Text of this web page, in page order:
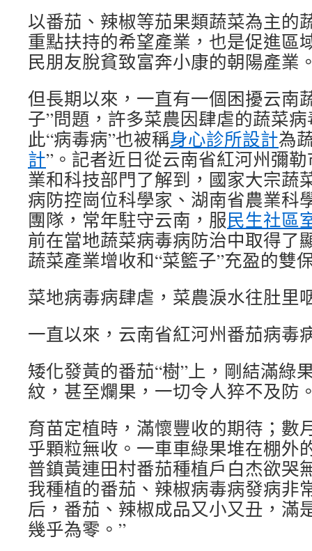
以番茄、辣椒等茄果類蔬菜為主的
重點扶持的希望產業，也是促進區
民朋友脫貧致富奔小康的朝陽產業
但長期以來，一直有一個困擾云南
子”問題，許多菜農因肆虐的蔬菜
此“病毒病”也被稱身心診所設計為
計”。記者近日從云南省紅河州彌
業和科技部門了解到，國家大宗蔬
病防控崗位科學家、湖南省農業科
團隊，常年駐守云南，服民生社區
前在當地蔬菜病毒病防治中取得了
蔬菜產業增收和“菜籃子”充盈的雙
菜地病毒病肆虐，菜農淚水往肚里
一直以來，云南省紅河州番茄病毒
矮化發黃的番茄“樹”上，剛結滿綠
紋，甚至爛果，一切令人猝不及防
育苗定植時，滿懷豐收的期待；數
乎顆粒無收。一車車綠果堆在棚外
普鎮黃連田村番茄種植戶白杰欲哭
我種植的番茄、辣椒病毒病發病非
后，番茄、辣椒成品又小又丑，滿
幾乎為零。”